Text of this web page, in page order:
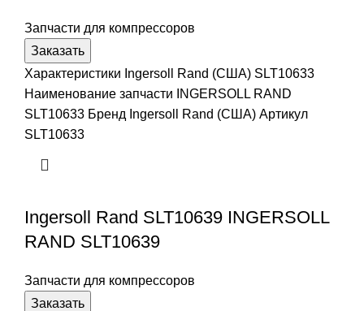
Запчасти для компрессоров
Заказать
Характеристики Ingersoll Rand (США) SLT10633
Наименование запчасти INGERSOLL RAND
SLT10633 Бренд Ingersoll Rand (США) Артикул
SLT10633
Ingersoll Rand SLT10639 INGERSOLL
RAND SLT10639
Запчасти для компрессоров
Заказать